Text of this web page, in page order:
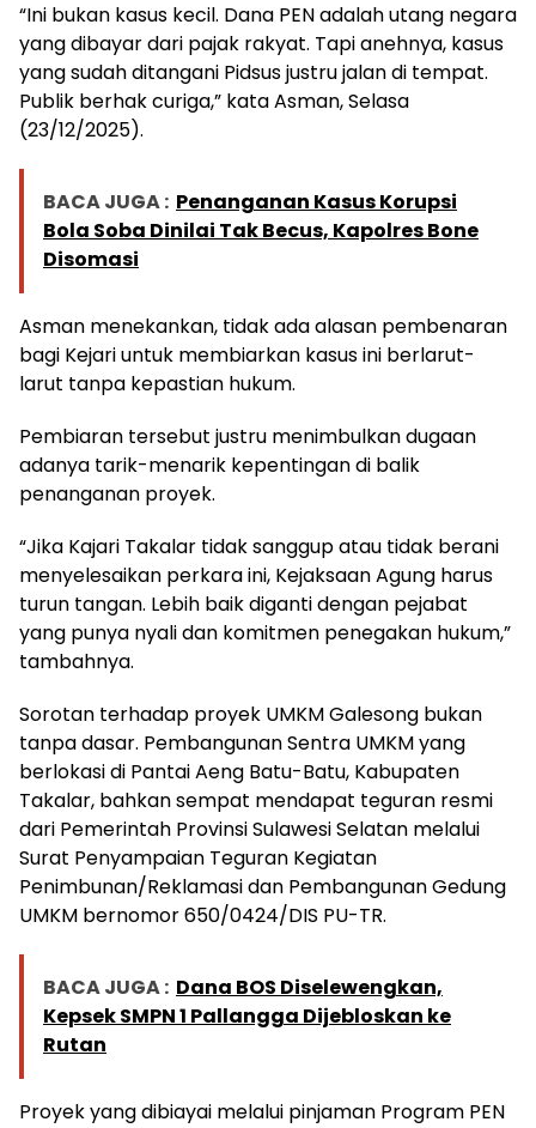
“Ini bukan kasus kecil. Dana PEN adalah utang negara
yang dibayar dari pajak rakyat. Tapi anehnya, kasus
yang sudah ditangani Pidsus justru jalan di tempat.
Publik berhak curiga,” kata Asman, Selasa
(23/12/2025).
BACA JUGA : Penanganan Kasus Korupsi
Bola Soba Dinilai Tak Becus, Kapolres Bone
Disomasi
Asman menekankan, tidak ada alasan pembenaran
bagi Kejari untuk membiarkan kasus ini berlarut-
larut tanpa kepastian hukum.
Pembiaran tersebut justru menimbulkan dugaan
adanya tarik-menarik kepentingan di balik
penanganan proyek.
“Jika Kajari Takalar tidak sanggup atau tidak berani
menyelesaikan perkara ini, Kejaksaan Agung harus
turun tangan. Lebih baik diganti dengan pejabat
yang punya nyali dan komitmen penegakan hukum,”
tambahnya.
Sorotan terhadap proyek UMKM Galesong bukan
tanpa dasar. Pembangunan Sentra UMKM yang
berlokasi di Pantai Aeng Batu-Batu, Kabupaten
Takalar, bahkan sempat mendapat teguran resmi
dari Pemerintah Provinsi Sulawesi Selatan melalui
Surat Penyampaian Teguran Kegiatan
Penimbunan/Reklamasi dan Pembangunan Gedung
UMKM bernomor 650/0424/DIS PU-TR.
BACA JUGA : Dana BOS Diselewengkan,
Kepsek SMPN 1 Pallangga Dijebloskan ke
Rutan
Proyek yang dibiayai melalui pinjaman Program PEN